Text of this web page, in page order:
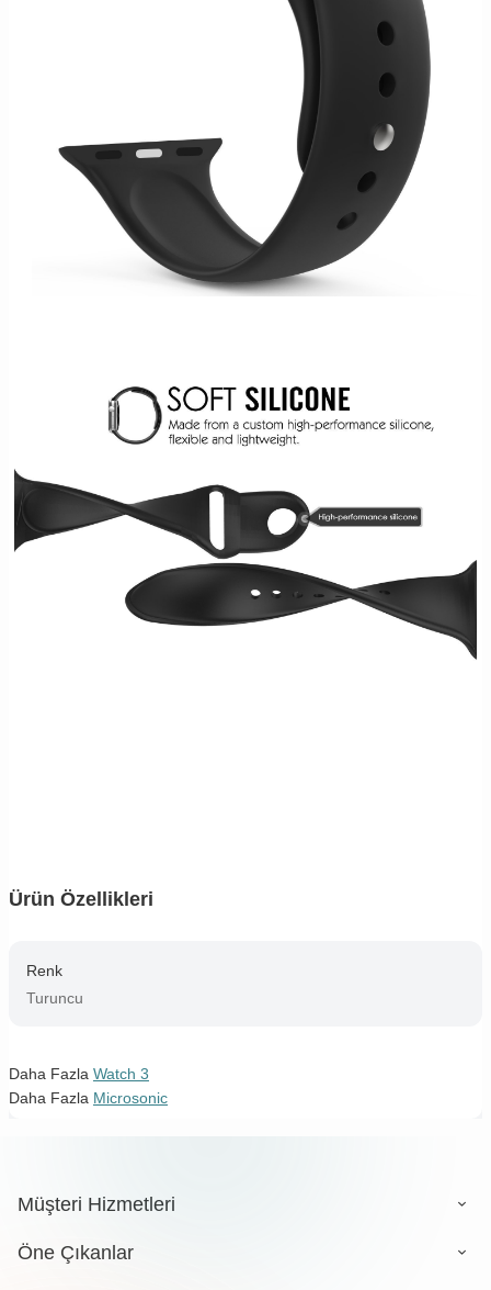
Ürün Özellikleri
Renk
Turuncu
Daha Fazla Watch 3
Daha Fazla Microsonic
Müşteri Hizmetleri
Öne Çıkanlar